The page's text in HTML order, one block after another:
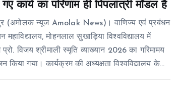
कार्य का परिणाम ही पिपलांत्री मॉडल है
(अमोलक न्यूज Amolak News)। वाणिज्य एवं प्रबंधन
महाविद्यालय, मोहनलाल सुखाड़िया विश्वविद्यालय में
विजय श्रीमाली स्मृति व्याख्यान 2026 का गरिमामय
किया गया। कार्यक्रम की अध्यक्षता विश्वविद्यालय के…